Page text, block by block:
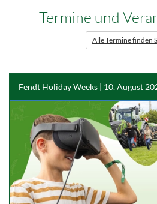
Termine und
Alle Termine finden
Fendt Holiday Weeks | 10. August